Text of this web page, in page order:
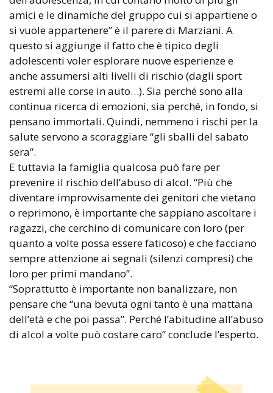
amici e le dinamiche del gruppo cui si appartiene o
si vuole appartenere” è il parere di Marziani. A
questo si aggiunge il fatto che è tipico degli
adolescenti voler esplorare nuove esperienze e
anche assumersi alti livelli di rischio (dagli sport
estremi alle corse in auto…). Sia perché sono alla
continua ricerca di emozioni, sia perché, in fondo, si
pensano immortali. Quindi, nemmeno i rischi per la
salute servono a scoraggiare “gli sballi del sabato
sera”.
E tuttavia la famiglia qualcosa può fare per
prevenire il rischio dell’abuso di alcol. “Più che
diventare improvvisamente dei genitori che vietano
o reprimono, è importante che sappiano ascoltare i
ragazzi, che cerchino di comunicare con loro (per
quanto a volte possa essere faticoso) e che facciano
sempre attenzione ai segnali (silenzi compresi) che
loro per primi mandano”.
“Soprattutto è importante non banalizzare, non
pensare che “una bevuta ogni tanto è una mattana
dell’età e che poi passa”. Perché l’abitudine all’abuso
di alcol a volte può costare caro” conclude l’esperto.